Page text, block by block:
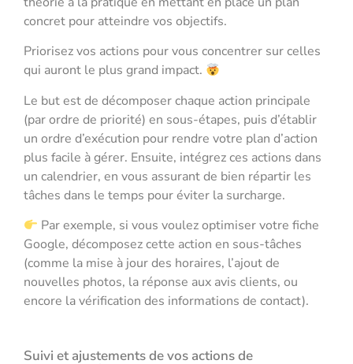
concret pour atteindre vos objectifs.
Priorisez vos actions pour vous concentrer sur celles
qui auront le plus grand impact.
Le but est de décomposer chaque action principale
(par ordre de priorité) en sous-étapes, puis d’établir
un ordre d’exécution pour rendre votre plan d’action
plus facile à gérer. Ensuite, intégrez ces actions dans
un calendrier, en vous assurant de bien répartir les
tâches dans le temps pour éviter la surcharge.
Par exemple, si vous voulez optimiser votre fiche
Google, décomposez cette action en sous-tâches
(comme la mise à jour des horaires, l’ajout de
nouvelles photos, la réponse aux avis clients, ou
encore la vérification des informations de contact).
Suivi et ajustements de vos actions de